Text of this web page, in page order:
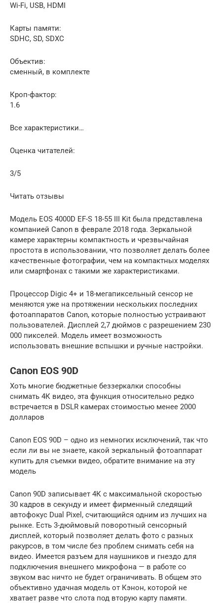
Wi-Fi, USB, HDMI
Карты памяти:
SDHC, SD, SDXC
Объектив:
сменный, в комплекте
Кроп-фактор:
1.6
Все характеристики…
Оценка читателей:
3/5
Читать отзывы
Модель EOS 4000D EF-S 18-55 III Kit была представлена
компанией Canon в феврале 2018 года. Зеркальной
камере характерны компактность и чрезвычайная
простота в использовании, что позволяет делать более
качественные фотографии, чем на компактных моделях
или смартфонах с такими же характеристиками.
Процессор Digic 4+ и 18-мегапиксельный сенсор не
меняются уже на протяжении нескольких последних
фотоаппаратов Canon, которые полностью устраивают
пользователей. Дисплей 2,7 дюймов с разрешением 230
000 пикселей. Модель имеет возможность
использовать внешние вспышки и ручные настройки.
Canon EOS 90D
Хоть многие бюджетные беззеркалки способны
снимать 4К видео, эта функция относительно редко
встречается в DSLR камерах стоимостью менее 2000
долларов
Canon EOS 90D – одно из немногих исключений, так что
если ли вы не знаете, какой зеркальный фотоаппарат
купить для съемки видео, обратите внимание на эту
модель
Canon 90D записывает 4К с максимальной скоростью
30 кадров в секунду и имеет фирменный следящий
автофокус Dual Pixel, считающийся одним из лучших на
рынке. Есть 3-дюймовый поворотный сенсорный
дисплей, который позволяет делать фото с разных
ракурсов, в том числе без проблем снимать себя на
видео. Имеется разъем для наушников и гнездо для
подключения внешнего микрофона — в работе со
звуком вас ничто не будет ограничивать. В общем это
объективно удачная модель от Кэнон, которой не
хватает разве что слота под вторую карту памяти.